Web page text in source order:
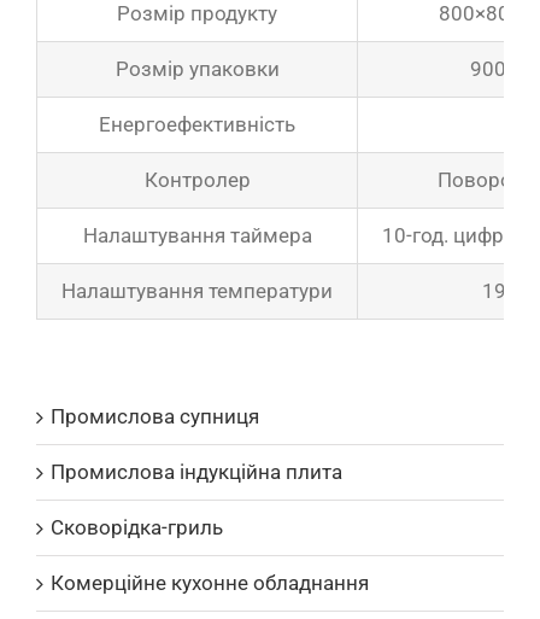
Розмір продукту
Розмір упаковки
Енергоефективність
Контролер
Налаштування таймера 10-год.
Налаштування температури 194
Промислова супниця
Промислова індукційна плита
Сковорідка-гриль
Комерційне кухонне обладнання